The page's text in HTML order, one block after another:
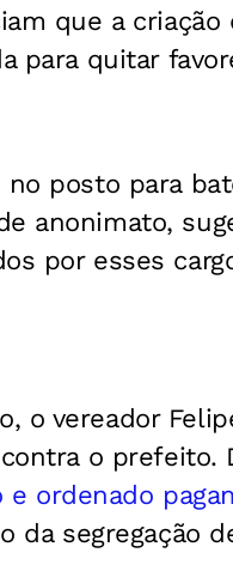
que a
para quitar
posto para
anonimato,
por esses
o vereador
o prefeito.
ordenado
da segregação